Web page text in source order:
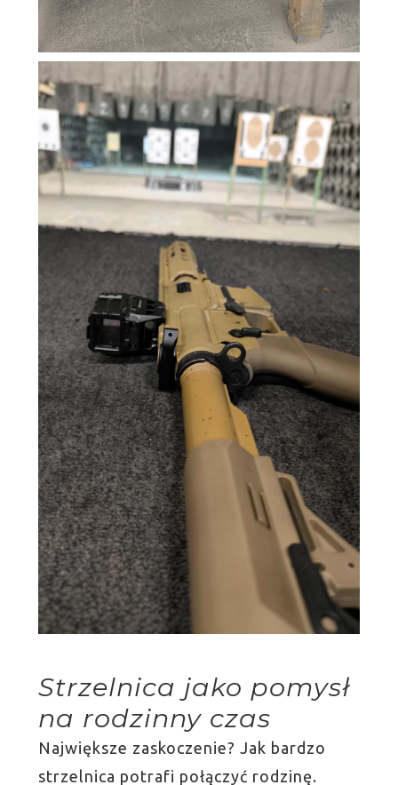
Strzelnica jako pomysł
na rodzinny czas
Największe zaskoczenie? Jak bardzo
strzelnica potrafi połączyć rodzinę.